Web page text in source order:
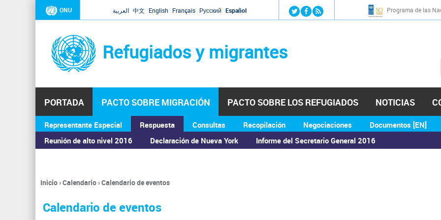
Jump to navigation
ONU العربية 中文 English Français Русский Español Programa de las
Refugiados y migrantes
PORTADA PACTO SOBRE MIGRACIÓN
Representante Especial
Respuesta
Reunión de alto nivel 2016
Declaración de Nueva York Informe del Secretario General 2016
Consultas Recopilación Negociaciones Documentos [EN]
PACTO SOBRE LOS REFUGIADOS NOTICIAS
ASAMBLEA GENERAL
Se
encuentra
usted
Inicio›Calendario›Calendario de eventos
Calendario de eventos